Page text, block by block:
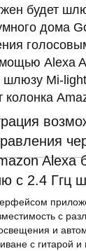
будет
дома
Alexa
шлюзу Mi-